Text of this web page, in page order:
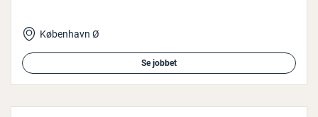
København Ø
Se jobbet